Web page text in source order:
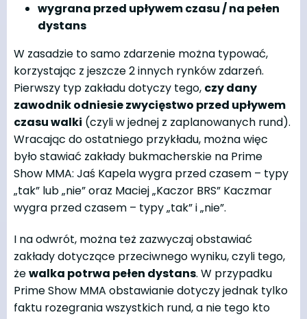
wygrana przed upływem czasu / na pełen
dystans
W zasadzie to samo zdarzenie można typować,
korzystając z jeszcze 2 innych rynków zdarzeń.
Pierwszy typ zakładu dotyczy tego, czy dany
zawodnik odniesie zwycięstwo przed upływem
czasu walki (czyli w jednej z zaplanowanych rund).
Wracając do ostatniego przykładu, można więc
było stawiać zakłady bukmacherskie na Prime
Show MMA: Jaś Kapela wygra przed czasem – typy
„tak” lub „nie” oraz Maciej „Kaczor BRS” Kaczmar
wygra przed czasem – typy „tak” i „nie”.
I na odwrót, można też zazwyczaj obstawiać
zakłady dotyczące przeciwnego wyniku, czyli tego,
żewalka potrwa pełen dystans. W przypadku
Prime Show MMA obstawianie dotyczy jednak tylko
faktu rozegrania wszystkich rund, a nie tego kto